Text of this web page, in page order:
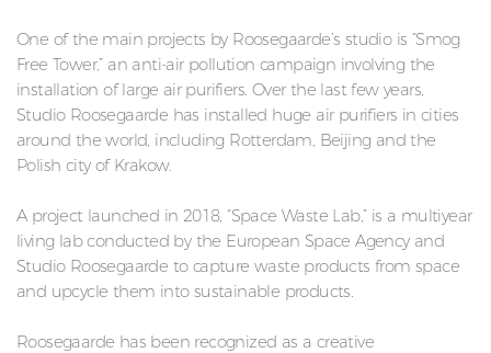
One of the main projects by Roosegaarde’s studio is “Smog
Free Tower,” an anti-air pollution campaign involving the
installation of large air purifiers. Over the last few years,
Studio Roosegaarde has installed huge air purifiers in cities
around the world, including Rotterdam, Beijing and the
Polish city of Krakow.
A project launched in 2018, “Space Waste Lab,” is a multiyear
living lab conducted by the European Space Agency and
Studio Roosegaarde to capture waste products from space
and upcycle them into sustainable products.
Roosegaarde has been recognized as a creative